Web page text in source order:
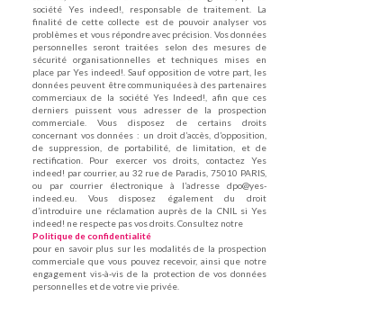
société Yes indeed!, responsable de traitement. La
finalité de cette collecte est de pouvoir analyser vos
problèmes et vous répondre avec précision. Vos données
personnelles seront traitées selon des mesures de
sécurité organisationnelles et techniques mises en
place par Yes indeed!. Sauf opposition de votre part, les
données peuvent être communiquées à des partenaires
commerciaux de la société Yes Indeed!, afin que ces
derniers puissent vous adresser de la prospection
commerciale. Vous disposez de certains droits
concernant vos données : un droit d’accès, d’opposition,
de suppression, de portabilité, de limitation, et de
rectification. Pour exercer vos droits, contactez Yes
indeed! par courrier, au 32 rue de Paradis, 75010 PARIS,
ou par courrier électronique à l’adresse dpo@yes-
indeed.eu. Vous disposez également du droit
d’introduire une réclamation auprès de la CNIL si Yes
indeed! ne respecte pas vos droits. Consultez notre
Politique de confidentialité
pour en savoir plus sur les modalités de la prospection
commerciale que vous pouvez recevoir, ainsi que notre
engagement vis-à-vis de la protection de vos données
personnelles et de votre vie privée.